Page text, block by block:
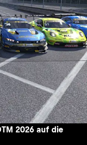
2026 auf die